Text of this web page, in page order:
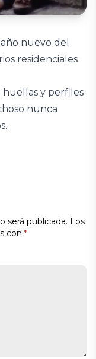
nuevo del
residenciales
huellas y perfiles
nunca
será publicada. Los
con *